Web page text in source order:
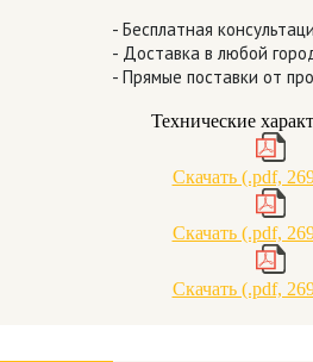
- Бесплатная
- Доставка в любой
- Прямые поставки от
Технические
Скачать (.pdf,
Скачать (.pdf,
Скачать (.pdf,